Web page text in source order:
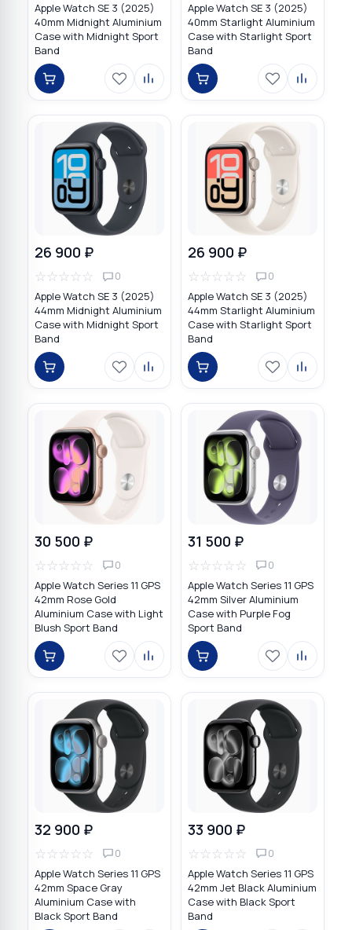
Apple Watch SE 3 (2025)
40mm Midnight Aluminium
Case with Midnight Sport
Band
Apple Watch SE 3 (2025)
40mm Starlight Aluminium
Case with Starlight Sport
Band
26 900 ₽
☆☆☆☆☆ 0
Apple Watch SE 3 (2025)
44mm Midnight Aluminium
Case with Midnight Sport
Band
26 900 ₽
☆☆☆☆☆ 0
Apple Watch SE 3 (2025)
44mm Starlight Aluminium
Case with Starlight Sport
Band
30 500 ₽
☆☆☆☆☆ 0
Apple Watch Series 11 GPS
42mm Rose Gold
Aluminium Case with Light
Blush Sport Band
31 500 ₽
☆☆☆☆☆ 0
Apple Watch Series 11 GPS
42mm Silver Aluminium
Case with Purple Fog
Sport Band
32 900 ₽
☆☆☆☆☆ 0
Apple Watch Series 11 GPS
42mm Space Gray
Aluminium Case with
Black Sport Band
33 900 ₽
☆☆☆☆☆ 0
Apple Watch Series 11 GPS
42mm Jet Black Aluminium
Case with Black Sport
Band